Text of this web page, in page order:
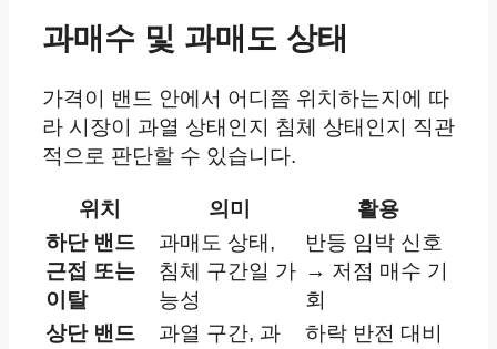
과매수 및 과매도 상태
가격이 밴드 안에서 어디쯤 위치하는지에 따
라 시장이 과열 상태인지 침체 상태인지 직관
적으로 판단할 수 있습니다.
위치 의미
활용
하단 밴드
근접 또는
이탈
과매도 상태,
침체 구간일 가
능성
반등 임박 신호
→ 저점 매수 기
회
상단 밴드
과열 구간, 과
하락 반전 대비